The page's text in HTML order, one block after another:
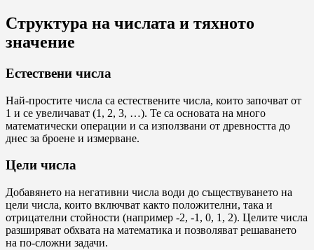
Структура на числата и тяхното
значение
Естествени числа
Най-простите числа са естествените числа, които започват от
1 и се увеличават (1, 2, 3, …). Те са основата на много
математически операции и са използвани от древността до
днес за броене и измерване.
Цели числа
Добавянето на негативни числа води до съществуването на
цели числа, които включват както положителни, така и
отрицателни стойности (например -2, -1, 0, 1, 2). Целите числа
разширяват обхвата на математика и позволяват решаването
на по-сложни задачи.